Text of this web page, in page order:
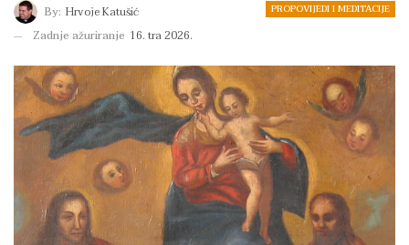
PROPOVIJEDI I MEDITACIJE
By: Hrvoje Katušić
Zadnje ažuriranje 16. tra 2026.